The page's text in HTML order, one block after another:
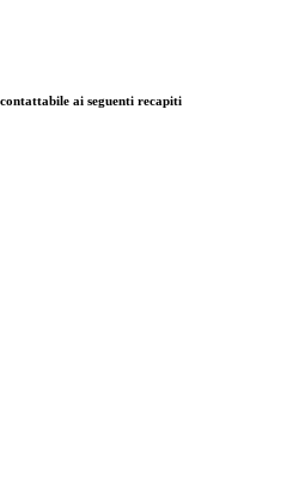
ai seguenti recapiti